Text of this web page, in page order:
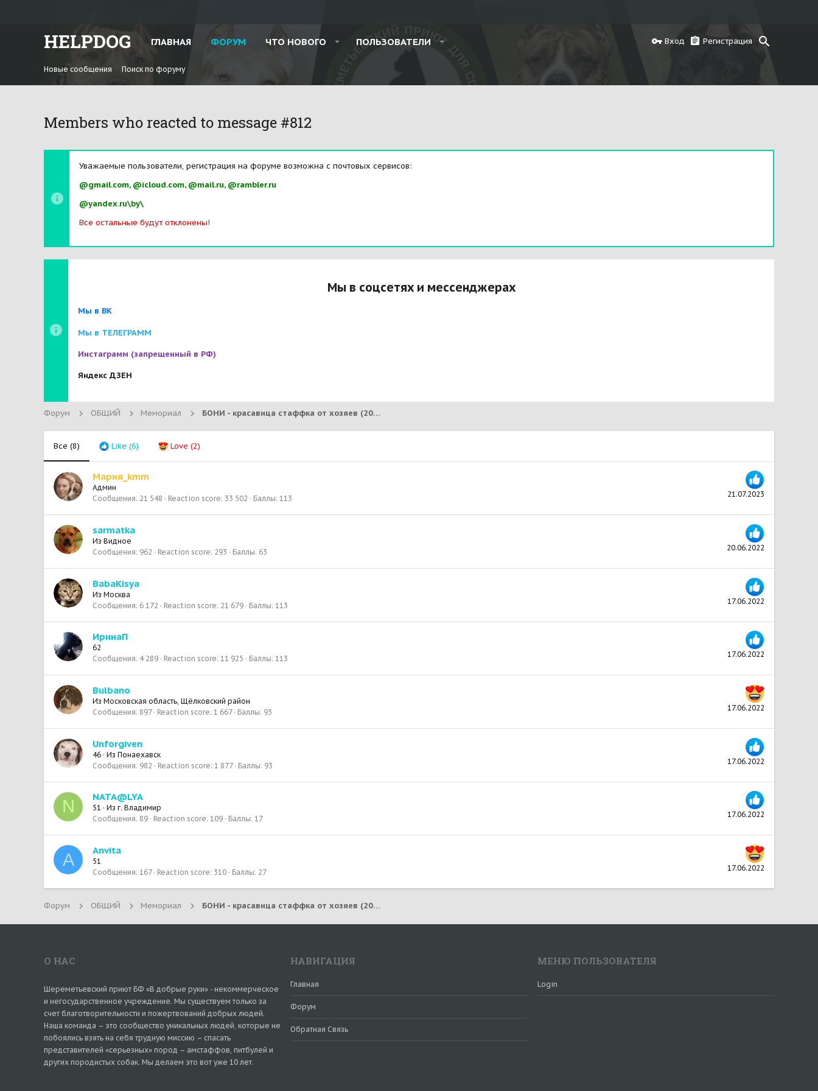
HELPDOG ГЛАВНАЯ ФОРУМ ЧТО НОВОГО ПОЛЬЗОВАТЕЛИ Вход Регистрация
Новые сообщения Поиск по форуму
Members who reacted to message #812
Уважаемые пользователи, регистрация на форуме возможна с почтовых сервисов:
@gmail.com, @icloud.com, @mail.ru, @rambler.ru
@yandex.ru\by\
Все остальные будут отклонены!
Мы в соцсетях и мессенджерах
Мы в ВК
Мы в ТЕЛЕГРАММ
Инстаграмм (запрещенный в РФ)
Яндекс ДЗЕН
Форум ОБЩИЙ Мемориал БОНИ - красавица стаффка от хозяев (2013) (НА РАДУГЕ 19.07.2023)
Все (8) Like (6) Love (2)
21.07.2023
Мария_kmm
Админ
Сообщения 21 548 Reaction score 33 502 Баллы 113
20.06.2022
sarmatka
Из Видное
Сообщения 962 Reaction score 293 Баллы 63
17.06.2022
BabaKisya
Из Москва
Сообщения 6 172 Reaction score 21 679 Баллы 113
17.06.2022
ИринаП
62
Сообщения 4 289 Reaction score 11 925 Баллы 113
17.06.2022
Bulbano
Из Московская область, Щёлковский район
Сообщения 897 Reaction score 1 667 Баллы 93
17.06.2022
Unforgiven
46 · Из Понаехавск
Сообщения 982 Reaction score 1 877 Баллы 93
N 17.06.2022
NATA@LYA
51 · Из г. Владимир
Сообщения 89 Reaction score 109 Баллы 17
A 17.06.2022
Anvita
51
Сообщения 167 Reaction score 310 Баллы 27
Форум ОБЩИЙ Мемориал БОНИ - красавица стаффка от хозяев (2013) (НА РАДУГЕ 19.07.2023)
О НАС
Шереметьевский приют БФ «В добрые руки» - некоммерческое
и негосударственное учреждение. Мы существуем только за
счет благотворительности и пожертвований добрых людей.
Наша команда – это сообщество уникальных людей, которые не
побоялись взять на себя трудную миссию – спасать
представителей «серьезных» пород – амстаффов, питбулей и
других породистых собак. Мы делаем это вот уже 10 лет.
НАВИГАЦИЯ
Главная
Форум
Обратная Связь
МЕНЮ ПОЛЬЗОВАТЕЛЯ
Login